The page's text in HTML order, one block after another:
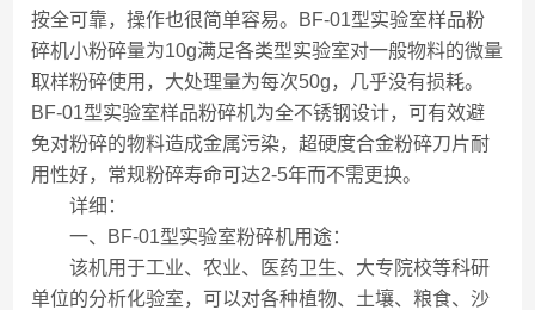
按全可靠，操作也很简单容易。BF-01型实验室样品粉
碎机小粉碎量为10g满足各类型实验室对一般物料的微量
取样粉碎使用，大处理量为每次50g，几乎没有损耗。
BF-01型实验室样品粉碎机为全不锈钢设计，可有效避
免对粉碎的物料造成金属污染，超硬度合金粉碎刀片耐
用性好，常规粉碎寿命可达2-5年而不需更换。
详细：
一、BF-01型实验室粉碎机用途：
该机用于工业、农业、医药卫生、大专院校等科研
单位的分析化验室，可以对各种植物、土壤、粮食、沙